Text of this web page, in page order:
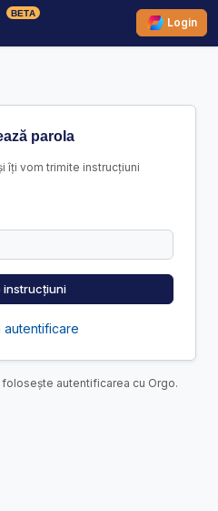
BETA
Login
parola
îți vom trimite instrucțiuni
instrucțiuni
autentificare
folosește autentificarea cu Orgo.